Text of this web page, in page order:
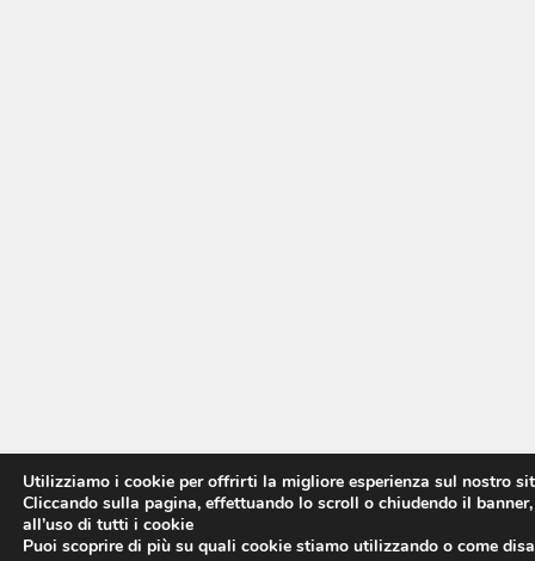
Utilizziamo i cookie per offrirti la migliore esperienza sul nostro
Cliccando sulla pagina, effettuando lo scroll o chiudendo il
all’uso di tutti i cookie
Puoi scoprire di più su quali cookie stiamo utilizzando o come